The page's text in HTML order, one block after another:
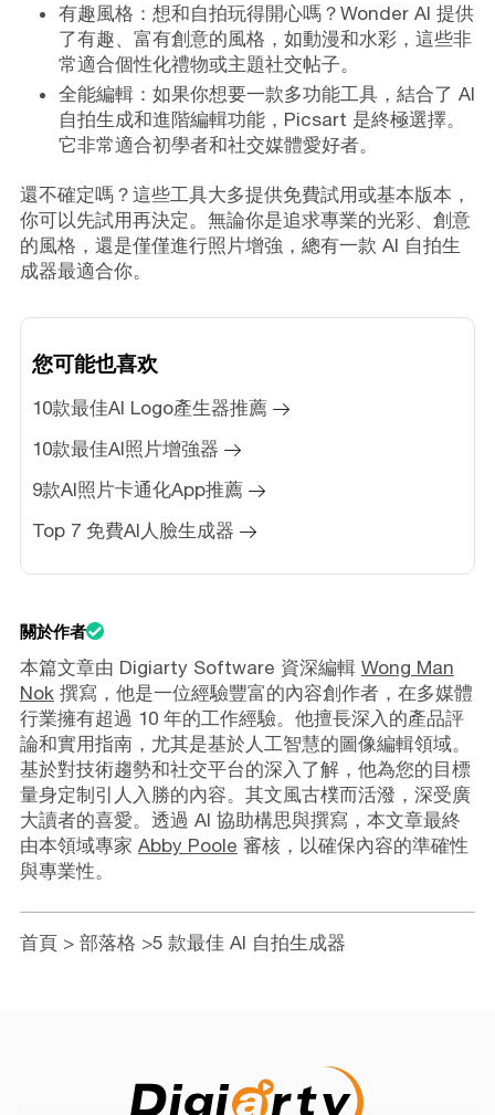
有趣風格：想和自拍玩得開心嗎？Wonder AI 提供
了有趣、富有創意的風格，如動漫和水彩，這些非
常適合個性化禮物或主題社交帖子。
全能編輯：如果你想要一款多功能工具，結合了 AI
自拍生成和進階編輯功能，Picsart 是終極選擇。
它非常適合初學者和社交媒體愛好者。
還不確定嗎？這些工具大多提供免費試用或基本版本，
你可以先試用再決定。無論你是追求專業的光彩、創意
的風格，還是僅僅進行照片增強，總有一款 AI 自拍生
成器最適合你。
您可能也喜欢
10款最佳AI Logo產生器推薦
10款最佳AI照片增強器
9款AI照片卡通化App推薦
Top 7 免費AI人臉生成器
關於作者
本篇文章由 Digiarty Software 資深編輯 Wong Man
Nok 撰寫，他是一位經驗豐富的內容創作者，在多媒體
行業擁有超過 10 年的工作經驗。他擅長深入的產品評
論和實用指南，尤其是基於人工智慧的圖像編輯領域。
基於對技術趨勢和社交平台的深入了解，他為您的目標
量身定制引人入勝的內容。其文風古樸而活潑，深受廣
大讀者的喜愛。透過 AI 協助構思與撰寫，本文章最終
由本領域專家 Abby Poole 審核，以確保內容的準確性
與專業性。
首頁> 部落格 >5 款最佳 AI 自拍生成器